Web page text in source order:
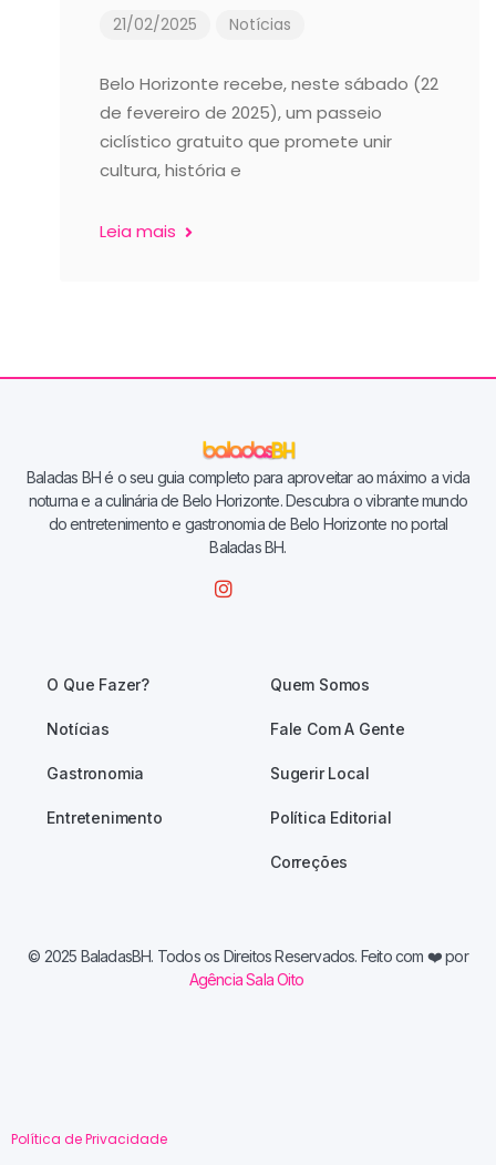
21/02/2025 Notícias
Belo Horizonte recebe, neste sábado (22
de fevereiro de 2025), um passeio
ciclístico gratuito que promete unir
cultura, história e
Leia mais
Baladas BH é o seu guia completo para aproveitar ao máximo a vida
noturna e a culinária de Belo Horizonte. Descubra o vibrante mundo
do entretenimento e gastronomia de Belo Horizonte no portal
Baladas BH.
O Que Fazer?
Notícias
Gastronomia
Entretenimento
Quem Somos
Fale Com A Gente
Sugerir Local
Política Editorial
Correções
© 2025 BaladasBH. Todos os Direitos Reservados. Feito com ❤️ por
Agência Sala Oito
Política de Privacidade